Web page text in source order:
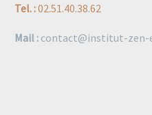
Tel. :02.51.40.38.62
Mail : contact@institut-